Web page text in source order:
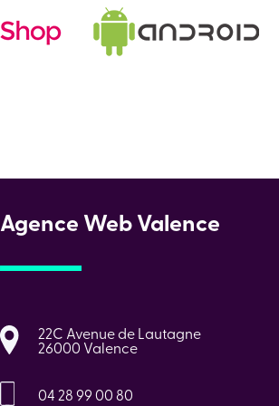
Agence Web Valence
22C Avenue de Lautagne
26000 Valence
04 28 99 00 80